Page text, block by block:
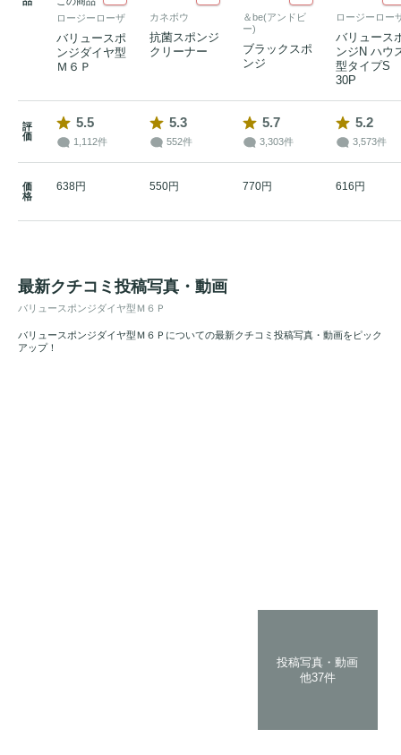
ロージーローザ
バリュースポ
ンジダイヤ型
Ｍ６Ｐ
カネボウ
抗菌スポンジ
クリーナー
＆be(アンドビ
ー)
ブラックスポ
ンジ
ロージーロー
バリュース
ンジN ハウ
型タイプS
30P
評
価
5.5
1,112件
5.3
552件
5.7
3,303件
5.2
3,573件
価
格
638円 550円 770円 616円
最新クチコミ投稿写真・動画
バリュースポンジダイヤ型Ｍ６Ｐ
バリュースポンジダイヤ型Ｍ６Ｐについての最新クチコミ投稿写真・動画をピック
アップ！
投稿写真・動画
他37件